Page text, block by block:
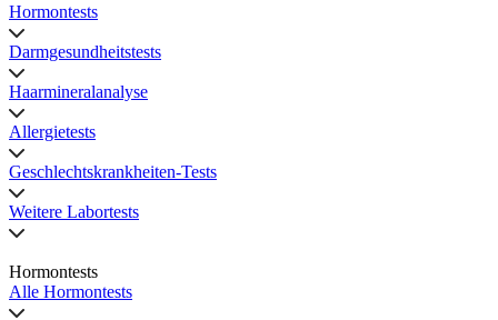
Hormontests
Darmgesundheitstests
Haarmineralanalyse
Allergietests
Geschlechtskrankheiten-Tests
Weitere Labortests
Hormontests
Alle Hormontests